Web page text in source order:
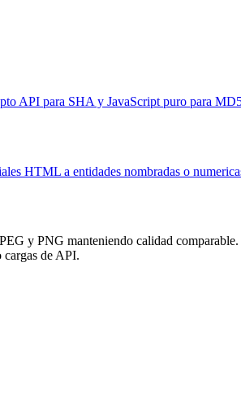
API para SHA y JavaScript puro para
HTML a entidades nombradas o
y PNG manteniendo calidad
de API.